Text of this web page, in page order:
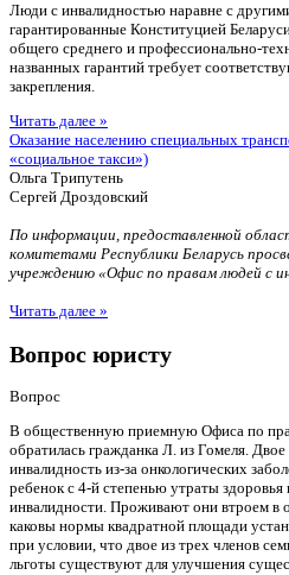
Люди с инвалидностью наравне с
гарантированные Конституцией
общего среднего и профессионально-
названных гарантий требует
закрепления.
Читать далее »
Оказание населению специальных
«социальное такси»)
Ольга Трипутень
Сергей Дроздовский
По информации, предоставленной
комитетами Республики Беларусь
учреждению «Офис по правам людей с
Читать далее »
Вопрос юристу
Вопрос
В общественную приемную Офиса по
обратилась гражданка Л. из Гомеля.
инвалидность из-за онкологических
ребенок с 4-й степенью утраты
инвалидности. Проживают они втроем в
каковы нормы квадратной площади
при условии, что двое из трех членов
льготы существуют для улучшения